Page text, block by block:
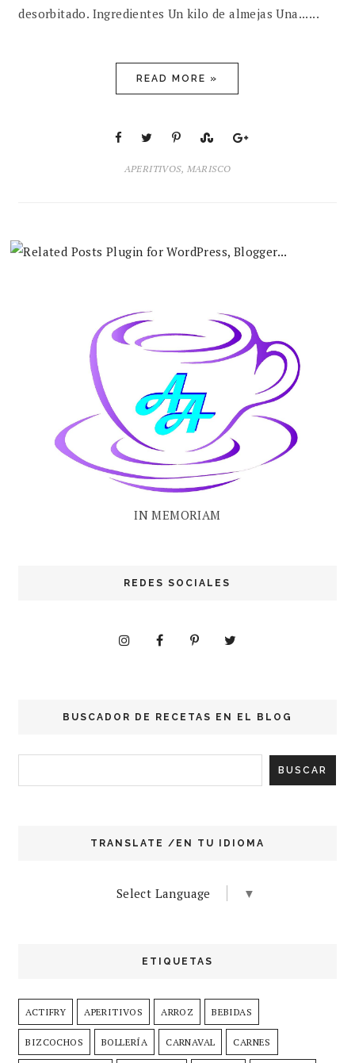
desorbitado. Ingredientes Un kilo de almejas Una......
READ MORE »
APERITIVOS, MARISCO
IN MEMORIAM
REDES SOCIALES
BUSCADOR DE RECETAS EN EL BLOG
TRANSLATE /EN TU IDIOMA
Select Language ▼
ETIQUETAS
ACTIFRY APERITIVOS ARROZ BEBIDAS
BIZCOCHOS BOLLERÍA CARNAVAL CARNES